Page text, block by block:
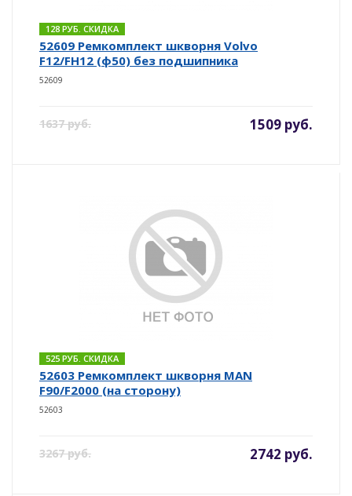
128 РУБ. СКИДКА
52609 Ремкомплект шкворня Volvo
F12/FH12 (ф50) без подшипника
52609
1637 руб. 1509 руб.
525 РУБ. СКИДКА
52603 Ремкомплект шкворня MAN
F90/F2000 (на сторону)
52603
3267 руб. 2742 руб.